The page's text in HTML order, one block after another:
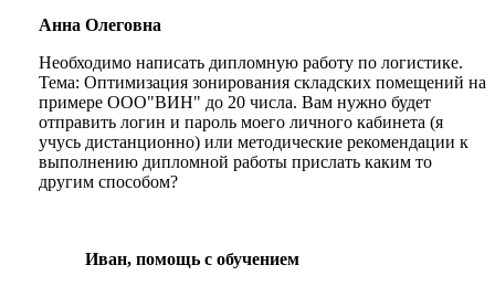
Анна Олеговна
Необходимо написать дипломную работу по логистике.
Тема: Оптимизация зонирования складских помещений на
примере ООО"ВИН" до 20 числа. Вам нужно будет
отправить логин и пароль моего личного кабинета (я
учусь дистанционно) или методические рекомендации к
выполнению дипломной работы прислать каким то
другим способом?
Иван, помощь с обучением